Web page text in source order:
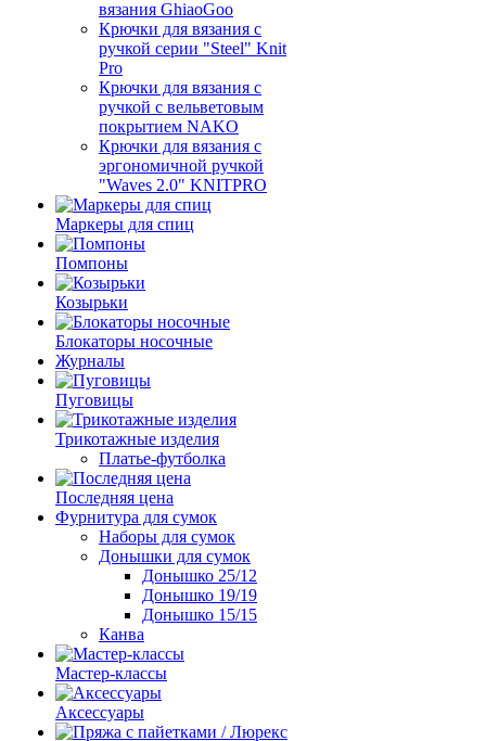
вязания GhiaoGoo
Крючки для вязания с
ручкой серии "Steel" Knit
Pro
Крючки для вязания с
ручкой с вельветовым
покрытием NAKO
Крючки для вязания с
эргономичной ручкой
"Waves 2.0" KNITPRO
Маркеры для спиц
Помпоны
Козырьки
Блокаторы носочные
Журналы
Пуговицы
Трикотажные изделия
Платье-футболка
Последняя цена
Фурнитура для сумок
Наборы для сумок
Донышки для сумок
Донышко 25/12
Донышко 19/19
Донышко 15/15
Канва
Мастер-классы
Аксессуары